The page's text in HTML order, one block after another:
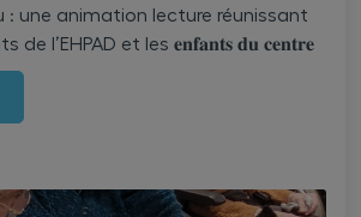
: une animation lecture réunissant
de l’EHPAD et les 𝐞𝐧𝐟𝐚𝐧𝐭𝐬 𝐝𝐮 𝐜𝐞𝐧𝐭𝐫𝐞